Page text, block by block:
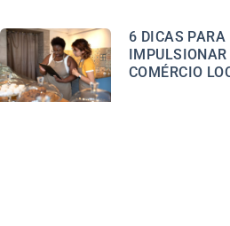
6 DICAS PARA
IMPULSIONAR
COMÉRCIO